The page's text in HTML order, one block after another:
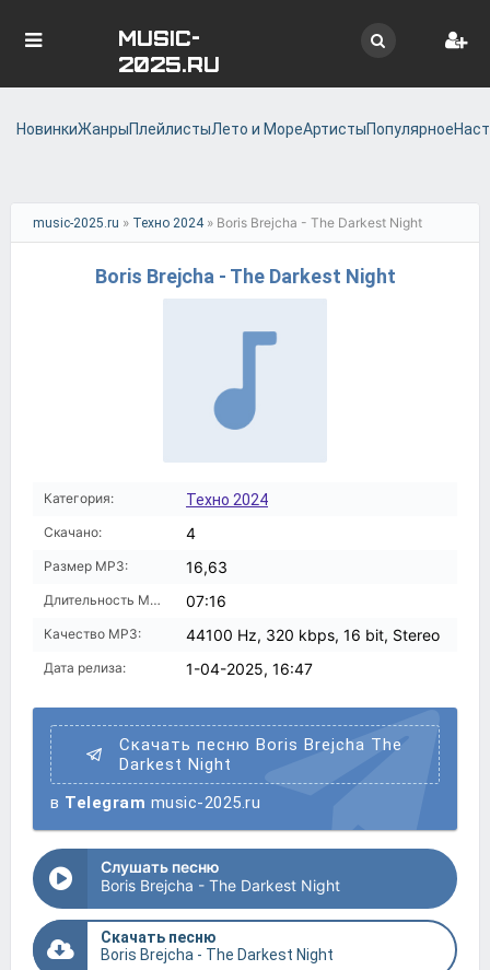
MUSIC-
2025.RU
НовинкиЖанрыПлейлистыЛето и МореАртистыПопулярное
music-2025.ru » Техно 2024» Boris Brejcha - The Darkest Night
Boris Brejcha - The Darkest Night
Категория: Техно 2024
Скачано: 4
Размер MP3: 16,63
Длительность MP3: 07:16
Качество MP3: 44100 Hz, 320 kbps, 16 bit, Stereo
Дата релиза: 1-04-2025, 16:47
Скачать песню Boris Brejcha The
Darkest Night
в Telegram music-2025.ru
Слушать песню
Boris Brejcha - The Darkest Night
Скачать песню
Boris Brejcha - The Darkest Night